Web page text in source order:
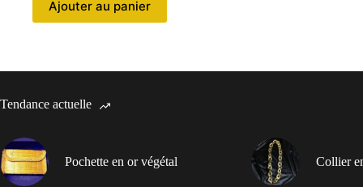
150.00 €.
100.00 €.
Ajouter au panier
Tendance actuelle
Pochette en or végétal Collier